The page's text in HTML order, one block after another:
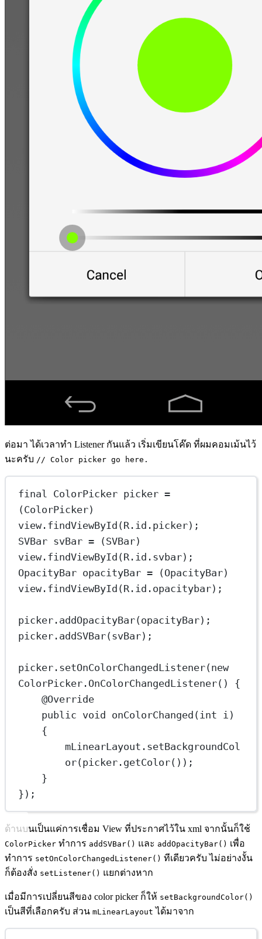
ต่อมา ได้เวลาทำ Listener กันแล้ว เริ่มเขียนโค๊ด ที่ผมคอมเม้นไว้
นะครับ // Color picker go here.
final ColorPicker picker =
(ColorPicker)
view. findViewById (R.id.picker);
SVBar svBar = (SVBar)
view. findViewById (R.id.svbar);
OpacityBar opacityBar = (OpacityBar)
view. findViewById (R.id.opacitybar);
picker. addOpacityBar(opacityBar);
picker. addSVBar(svBar);
picker. setOnColorChangedListener(new
ColorPicker. OnColorChangedListener() {
@Override
public void onColorChanged ( int i)
{
mLinearLayout. setBackgroundCol
or(picker. getColor());
}
});
ด้านบนเป็นแค่การเชื่อม View ที่ประกาศไว้ใน xml จากนั้นก็ใช้
ColorPicker ทำการ addSVBar() และ addOpacityBar() เพื่อ
ทำการ setOnColorChangedListener() ทีเดียวครับ ไม่อย่างงั้น
ก็ต้องสั่ง setListener() แยกต่างหาก
เมื่อมีการเปลี่ยนสีของ color picker ก็ให้ setBackgroundColor()
เป็นสีที่เลือกครับ ส่วน mLinearLayout ได้มาจาก